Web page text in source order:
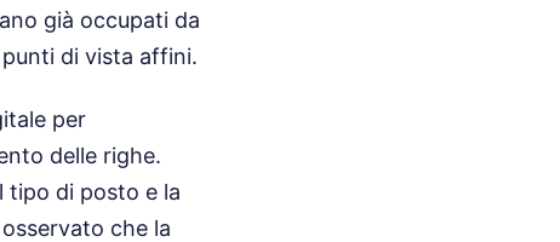
già occupati da
di vista affini.
per
delle righe.
tipo di posto e la
che la